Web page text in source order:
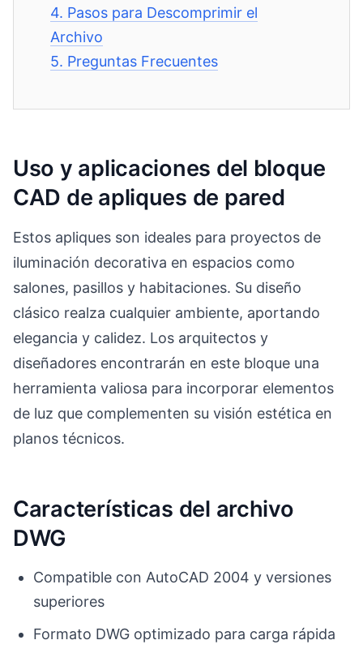
4. Pasos para Descomprimir el
Archivo
5. Preguntas Frecuentes
Uso y aplicaciones del bloque
CAD de apliques de pared
Estos apliques son ideales para proyectos de
iluminación decorativa en espacios como
salones, pasillos y habitaciones. Su diseño
clásico realza cualquier ambiente, aportando
elegancia y calidez. Los arquitectos y
diseñadores encontrarán en este bloque una
herramienta valiosa para incorporar elementos
de luz que complementen su visión estética en
planos técnicos.
Características del archivo
DWG
Compatible con AutoCAD 2004 y versiones
superiores
Formato DWG optimizado para carga rápida